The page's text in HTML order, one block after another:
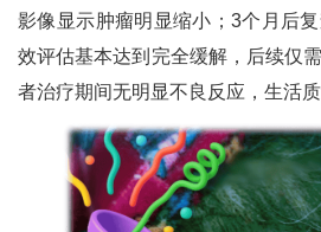
影像显示肿瘤明显缩小；3个月后
效评估基本达到完全缓解，后续仅
者治疗期间无明显不良反应，生活质